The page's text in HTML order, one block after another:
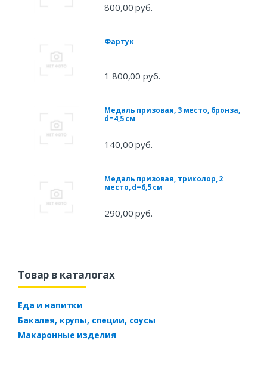
800,00 руб.
Фартук
1 800,00 руб.
Медаль призовая, 3 место, бронза,
d=4,5 см
140,00 руб.
Медаль призовая, триколор, 2
место, d=6,5 см
290,00 руб.
Товар в каталогах
Еда и напитки
Бакалея, крупы, специи, соусы
Макаронные изделия